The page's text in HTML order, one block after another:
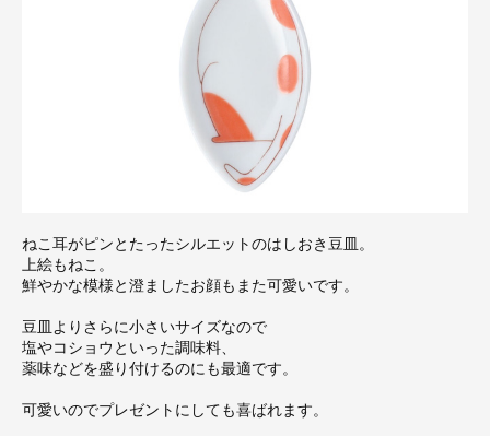
ねこ耳がピンとたったシルエットのはしおき豆皿。
上絵もねこ。
鮮やかな模様と澄ましたお顔もまた可愛いです。
豆皿よりさらに小さいサイズなので
塩やコショウといった調味料、
薬味などを盛り付けるのにも最適です。
可愛いのでプレゼントにしても喜ばれます。